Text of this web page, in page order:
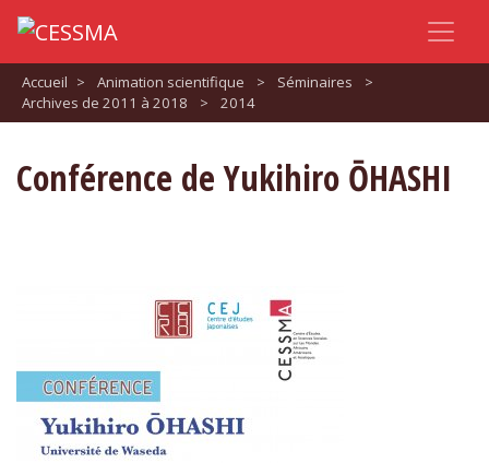
Accueil > Animation scientifique > Séminaires
>
Archives de 2011 à 2018
> 2014
Conférence de Yukihiro ŌHASHI